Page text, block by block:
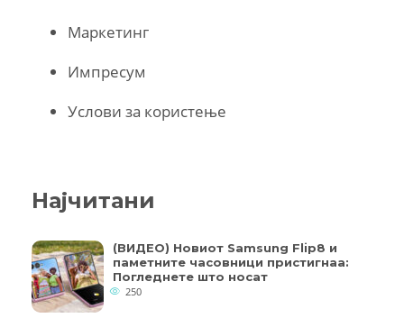
Маркетинг
Импресум
Услови за користење
Најчитани
(ВИДЕО) Новиот Samsung Flip8 и
паметните часовници пристигнаа:
Погледнете што носат
250